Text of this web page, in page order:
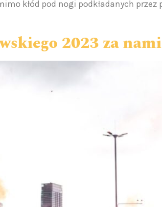
kłód pod nogi podkładanych
2023 za